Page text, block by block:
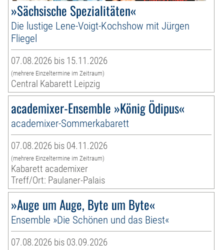
»Sächsische Spezialitäten«
Die lustige Lene-Voigt-Kochshow mit Jürgen
Fliegel
07.08.2026 bis 15.11.2026
(mehrere Einzeltermine im Zeitraum)
Central Kabarett Leipzig
academixer-Ensemble »König Ödipus«
academixer-Sommerkabarett
07.08.2026 bis 04.11.2026
(mehrere Einzeltermine im Zeitraum)
Kabarett academixer
Treff/Ort: Paulaner-Palais
»Auge um Auge, Byte um Byte«
Ensemble »Die Schönen und das Biest«
07.08.2026 bis 03.09.2026